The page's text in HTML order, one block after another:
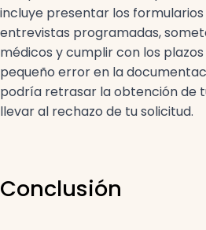
incluye presentar los
entrevistas programadas,
médicos y cumplir con los
pequeño error en la
podría retrasar la obtención de
llevar al rechazo de tu solicitud.
Conclusión